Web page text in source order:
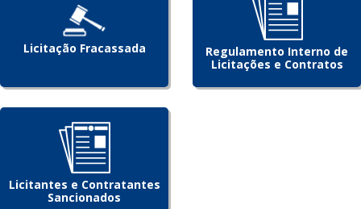
Licitação Fracassada
Regulamento Interno de
Licitações e Contratos
Licitantes e Contratantes
Sancionados